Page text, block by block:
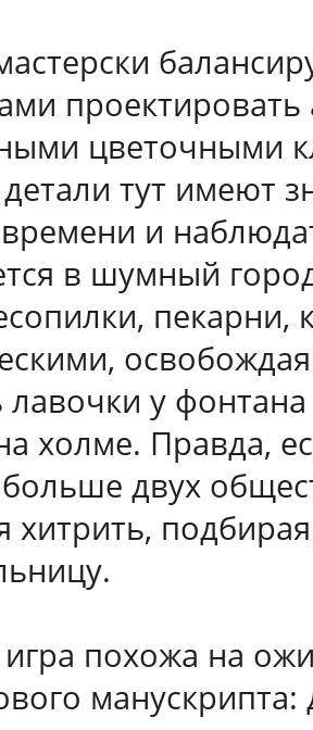
проектировать
цветочными
тут имеют
и
в шумный
пекарни,
лавочки у
холме. Правда,
двух
хитрить,
игра похожа на